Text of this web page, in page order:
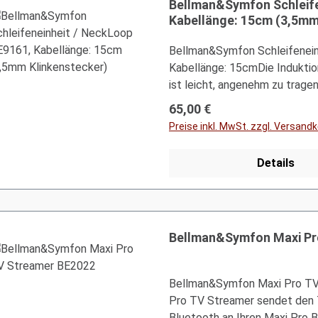
wie beispielsweise beim
Vortrag, in der Aula, im
für Sie.Auch eine gute Wahl
Krankenhäuser,
Ihren Patienten
Audio-Lösung für Sie richtig
der Bellman&Symfon Audio
Bellman&Symfon
Kabellänge: 15cm
Bellman&Symfon
Kabellänge: 15cmDie
ist leicht, angenehm zu
Ausgangsleistung. Schließen
Sprachverstärker, MP3
und stellen Sie Ihre
MinoBellman&Symfon
BE8015 DominoClassicalle
Ausgang„Breakaway“:
abgewinkelt teleplugg
15 cm / 6 "Abstand und 2 x
Regulärer Preis:
65,00 €
Preise inkl. MwSt. zzgl.
Details
Bellman&Symfon Maxi
Bellman&Symfon Maxi Pro
Pro TV Streamer sendet